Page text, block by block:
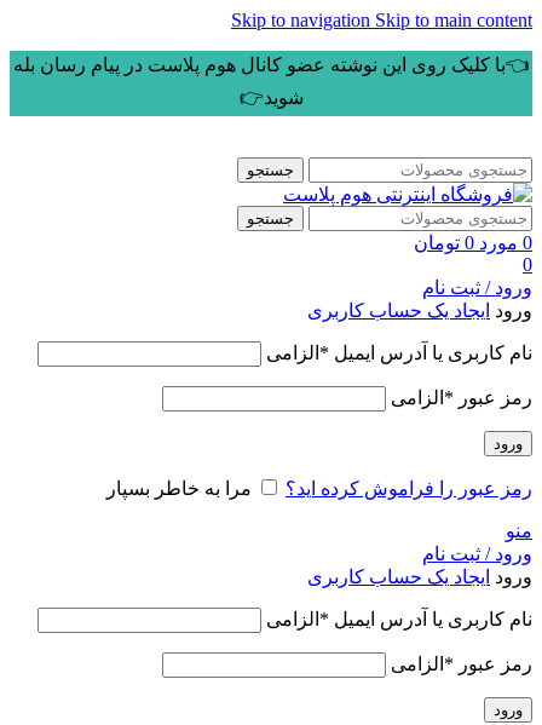
Skip to navigation Skip to main content
👈با کلیک روی این نوشته عضو کانال هوم پلاست در پیام رسان بله
شوید👉
جستجو
جستجو
0 مورد 0 تومان
0
ورود / ثبت نام
ورود ایجاد یک حساب کاربری
نام کاربری یا آدرس ایمیل * الزامی
رمز عبور * الزامی
ورود
رمز عبور را فراموش کرده اید؟ مرا به خاطر بسپار
منو
ورود / ثبت نام
ورود ایجاد یک حساب کاربری
نام کاربری یا آدرس ایمیل * الزامی
رمز عبور * الزامی
ورود